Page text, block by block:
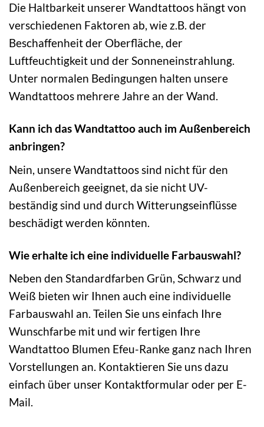
Die Haltbarkeit unserer Wandtattoos hängt von
verschiedenen Faktoren ab, wie z.B. der
Beschaffenheit der Oberfläche, der
Luftfeuchtigkeit und der Sonneneinstrahlung.
Unter normalen Bedingungen halten unsere
Wandtattoos mehrere Jahre an der Wand.
Kann ich das Wandtattoo auch im Außenbereich
anbringen?
Nein, unsere Wandtattoos sind nicht für den
Außenbereich geeignet, da sie nicht UV-
beständig sind und durch Witterungseinflüsse
beschädigt werden könnten.
Wie erhalte ich eine individuelle Farbauswahl?
Neben den Standardfarben Grün, Schwarz und
Weiß bieten wir Ihnen auch eine individuelle
Farbauswahl an. Teilen Sie uns einfach Ihre
Wunschfarbe mit und wir fertigen Ihre
Wandtattoo Blumen Efeu-Ranke ganz nach Ihren
Vorstellungen an. Kontaktieren Sie uns dazu
einfach über unser Kontaktformular oder per E-
Mail.